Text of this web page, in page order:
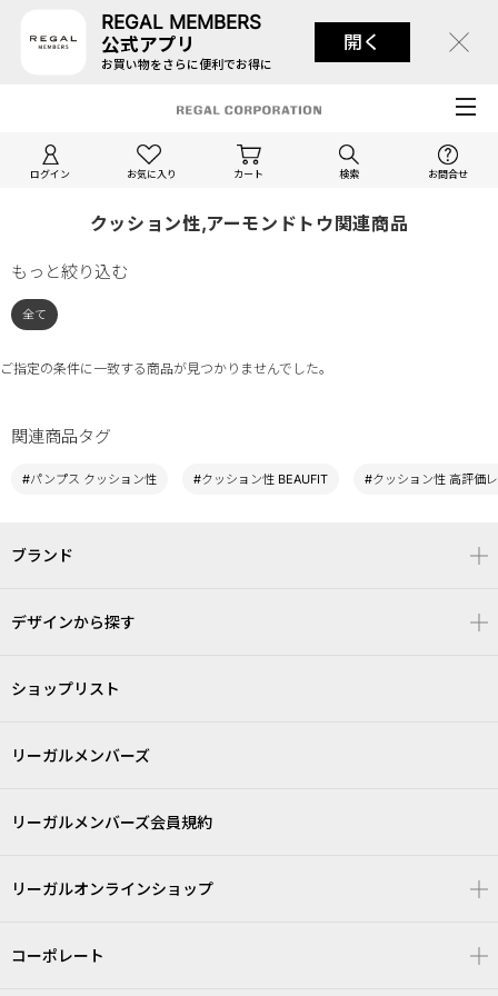
REGAL MEMBERS
公式アプリ
お買い物をさらに便利でお得に
開く
ログイン お気に入り カート 検索 お問合せ
クッション性,アーモンドトウ関連商品
もっと絞り込む
全て
ご指定の条件に一致する商品が見つかりませんでした。
関連商品タグ
#パンプス クッション性 #クッション性 BEAUFIT #クッション性 高評価
ブランド
デザインから探す
ショップリスト
リーガルメンバーズ
リーガルメンバーズ会員規約
リーガルオンラインショップ
コーポレート